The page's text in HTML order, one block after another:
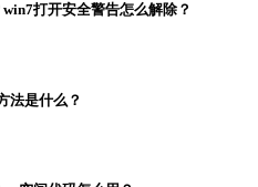
打开安全警告怎么解除？
法是什么？